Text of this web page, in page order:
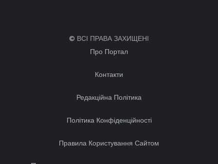
© ВСІ ПРАВА ЗАХИЩЕНІ
Про Портал
Контакти
Редакційна Політика
Політика Конфіденційності
Правила Користування Сайтом